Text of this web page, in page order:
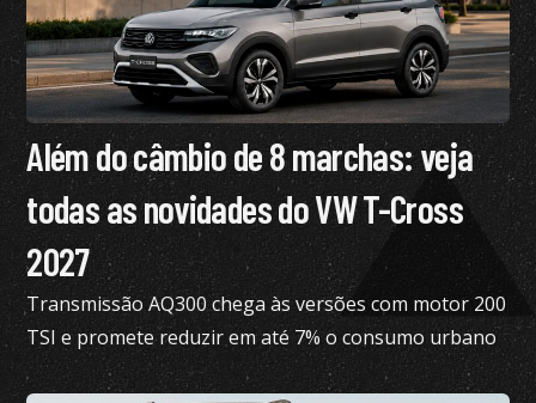
Além do câmbio de 8 marchas: veja
todas as novidades do VW T-Cross
2027
Transmissão AQ300 chega às versões com motor 200
TSI e promete reduzir em até 7% o consumo urbano
com gasolina